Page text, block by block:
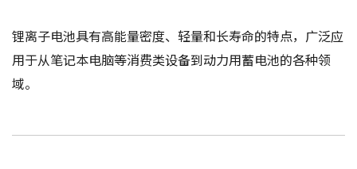
锂离子电池具有高能量密度、轻量和长寿命的特点，广泛应
用于从笔记本电脑等消费类设备到动力用蓄电池的各种领
域。